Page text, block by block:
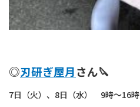
◎刃研ぎ屋月さん🔪
7日（火）、8日（水） 9時～16時